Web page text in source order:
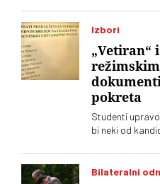
Paralelno
odnosu prema
Izbori
„Vetiran“
pokreta
Studenti
bi neki od
glasa. Nema
skoro
Bilateralni